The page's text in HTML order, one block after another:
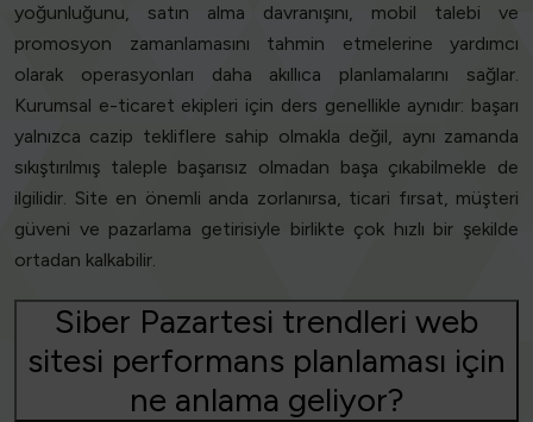
yoğunluğunu, satın alma davranışını, mobil talebi ve
promosyon zamanlamasını tahmin etmelerine yardımcı
olarak operasyonları daha akıllıca planlamalarını sağlar.
Kurumsal e-ticaret ekipleri için ders genellikle aynıdır: başarı
yalnızca cazip tekliflere sahip olmakla değil, aynı zamanda
sıkıştırılmış taleple başarısız olmadan başa çıkabilmekle de
ilgilidir. Site en önemli anda zorlanırsa, ticari fırsat, müşteri
güveni ve pazarlama getirisiyle birlikte çok hızlı bir şekilde
ortadan kalkabilir.
Siber Pazartesi trendleri web
sitesi performans planlaması için
ne anlama geliyor?